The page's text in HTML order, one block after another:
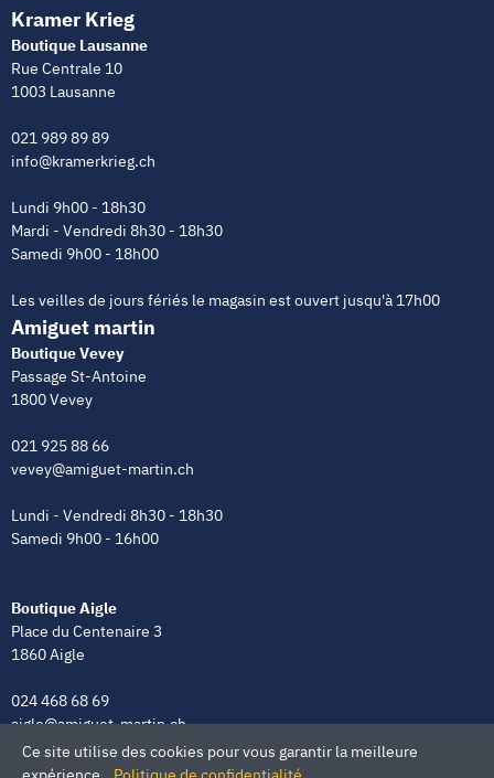
Kramer Krieg
Boutique Lausanne
Rue Centrale 10
1003 Lausanne
021 989 89 89
info@kramerkrieg.ch
Lundi 9h00 - 18h30
Mardi - Vendredi 8h30 - 18h30
Samedi 9h00 - 18h00
Les veilles de jours fériés le magasin est ouvert jusqu'à 17h00
Amiguet martin
Boutique Vevey
Passage St-Antoine
1800 Vevey
021 925 88 66
vevey@amiguet-martin.ch
Lundi - Vendredi 8h30 - 18h30
Samedi 9h00 - 16h00
Boutique Aigle
Place du Centenaire 3
1860 Aigle
024 468 68 69
aigle@amiguet-martin.ch
Lundi - Vendredi 8h00 - 12h00 | 13h30 - 18h30
Ce site utilise des cookies pour vous garantir la meilleure